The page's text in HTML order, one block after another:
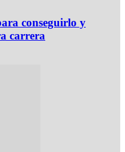
conseguirlo y
carrera